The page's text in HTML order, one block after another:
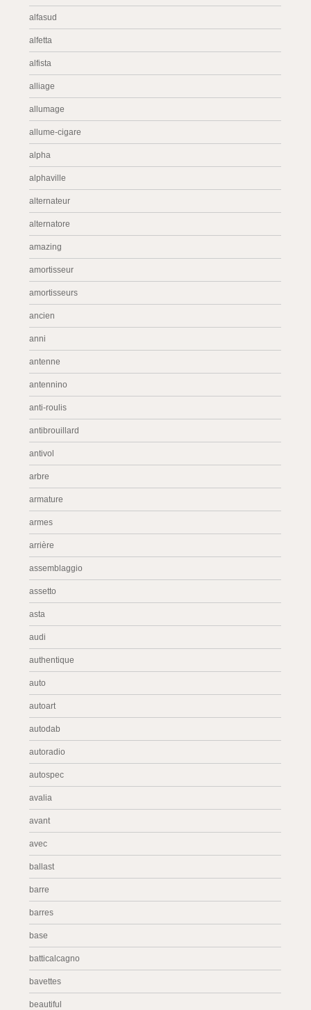
alfasud
alfetta
alfista
alliage
allumage
allume-cigare
alpha
alphaville
alternateur
alternatore
amazing
amortisseur
amortisseurs
ancien
anni
antenne
antennino
anti-roulis
antibrouillard
antivol
arbre
armature
armes
arrière
assemblaggio
assetto
asta
audi
authentique
auto
autoart
autodab
autoradio
autospec
avalia
avant
avec
ballast
barre
barres
base
batticalcagno
bavettes
beautiful